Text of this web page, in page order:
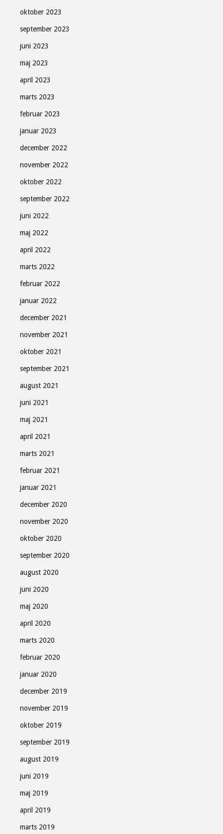
oktober 2023
september 2023
juni 2023
maj 2023
april 2023
marts 2023
februar 2023
januar 2023
december 2022
november 2022
oktober 2022
september 2022
juni 2022
maj 2022
april 2022
marts 2022
februar 2022
januar 2022
december 2021
november 2021
oktober 2021
september 2021
august 2021
juni 2021
maj 2021
april 2021
marts 2021
februar 2021
januar 2021
december 2020
november 2020
oktober 2020
september 2020
august 2020
juni 2020
maj 2020
april 2020
marts 2020
februar 2020
januar 2020
december 2019
november 2019
oktober 2019
september 2019
august 2019
juni 2019
maj 2019
april 2019
marts 2019